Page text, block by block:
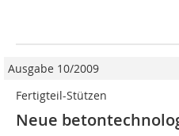
Ausgabe 10/2009
Fertigteil-Stützen
Neue